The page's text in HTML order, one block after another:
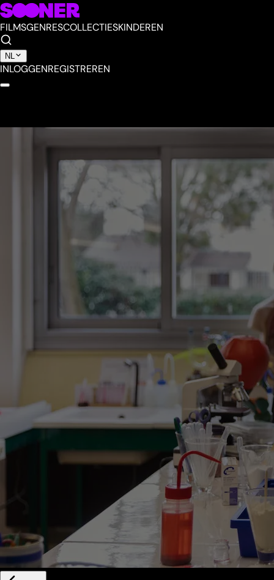
FILMSGENRESCOLLECTIESKINDEREN
NL
INLOGGENREGISTREREN